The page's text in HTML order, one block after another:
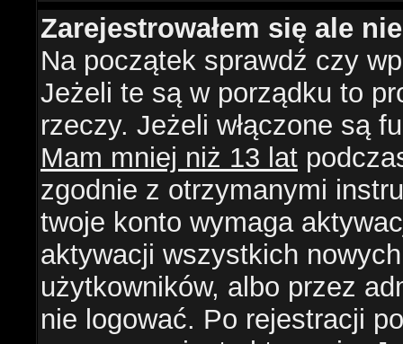
Zarejestrowałem się ale
Na początek sprawdź czy
Jeżeli te są w porządku to
rzeczy. Jeżeli włączone są
Mam mniej niż 13 lat
zgodnie z otrzymanymi
twoje konto wymaga
aktywacji wszystkich
użytkowników, albo przez
nie logować. Po rejestracji